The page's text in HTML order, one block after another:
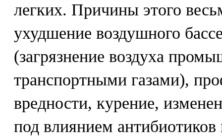
легких. Причины этого
ухудшение воздушного
(загрязнение воздуха
транспортными газами),
вредности, курение,
под влиянием